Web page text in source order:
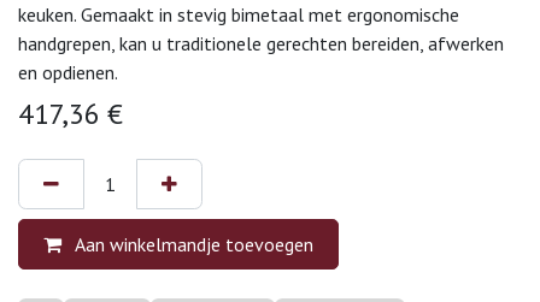
keuken. Gemaakt in stevig bimetaal met ergonomische
handgrepen, kan u traditionele gerechten bereiden, afwerken
en opdienen.
417,36 €
Aan winkelmandje toevoegen